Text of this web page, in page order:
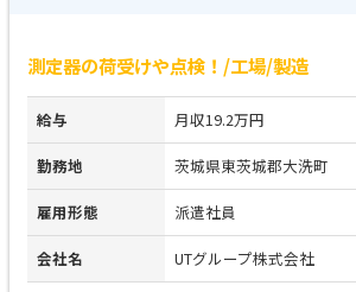
測定器の荷受けや点検！/工場/製造
給与 月収19.2万円
勤務地 茨城県東茨城郡大洗町
雇用形態 派遣社員
会社名 UTグループ株式会社